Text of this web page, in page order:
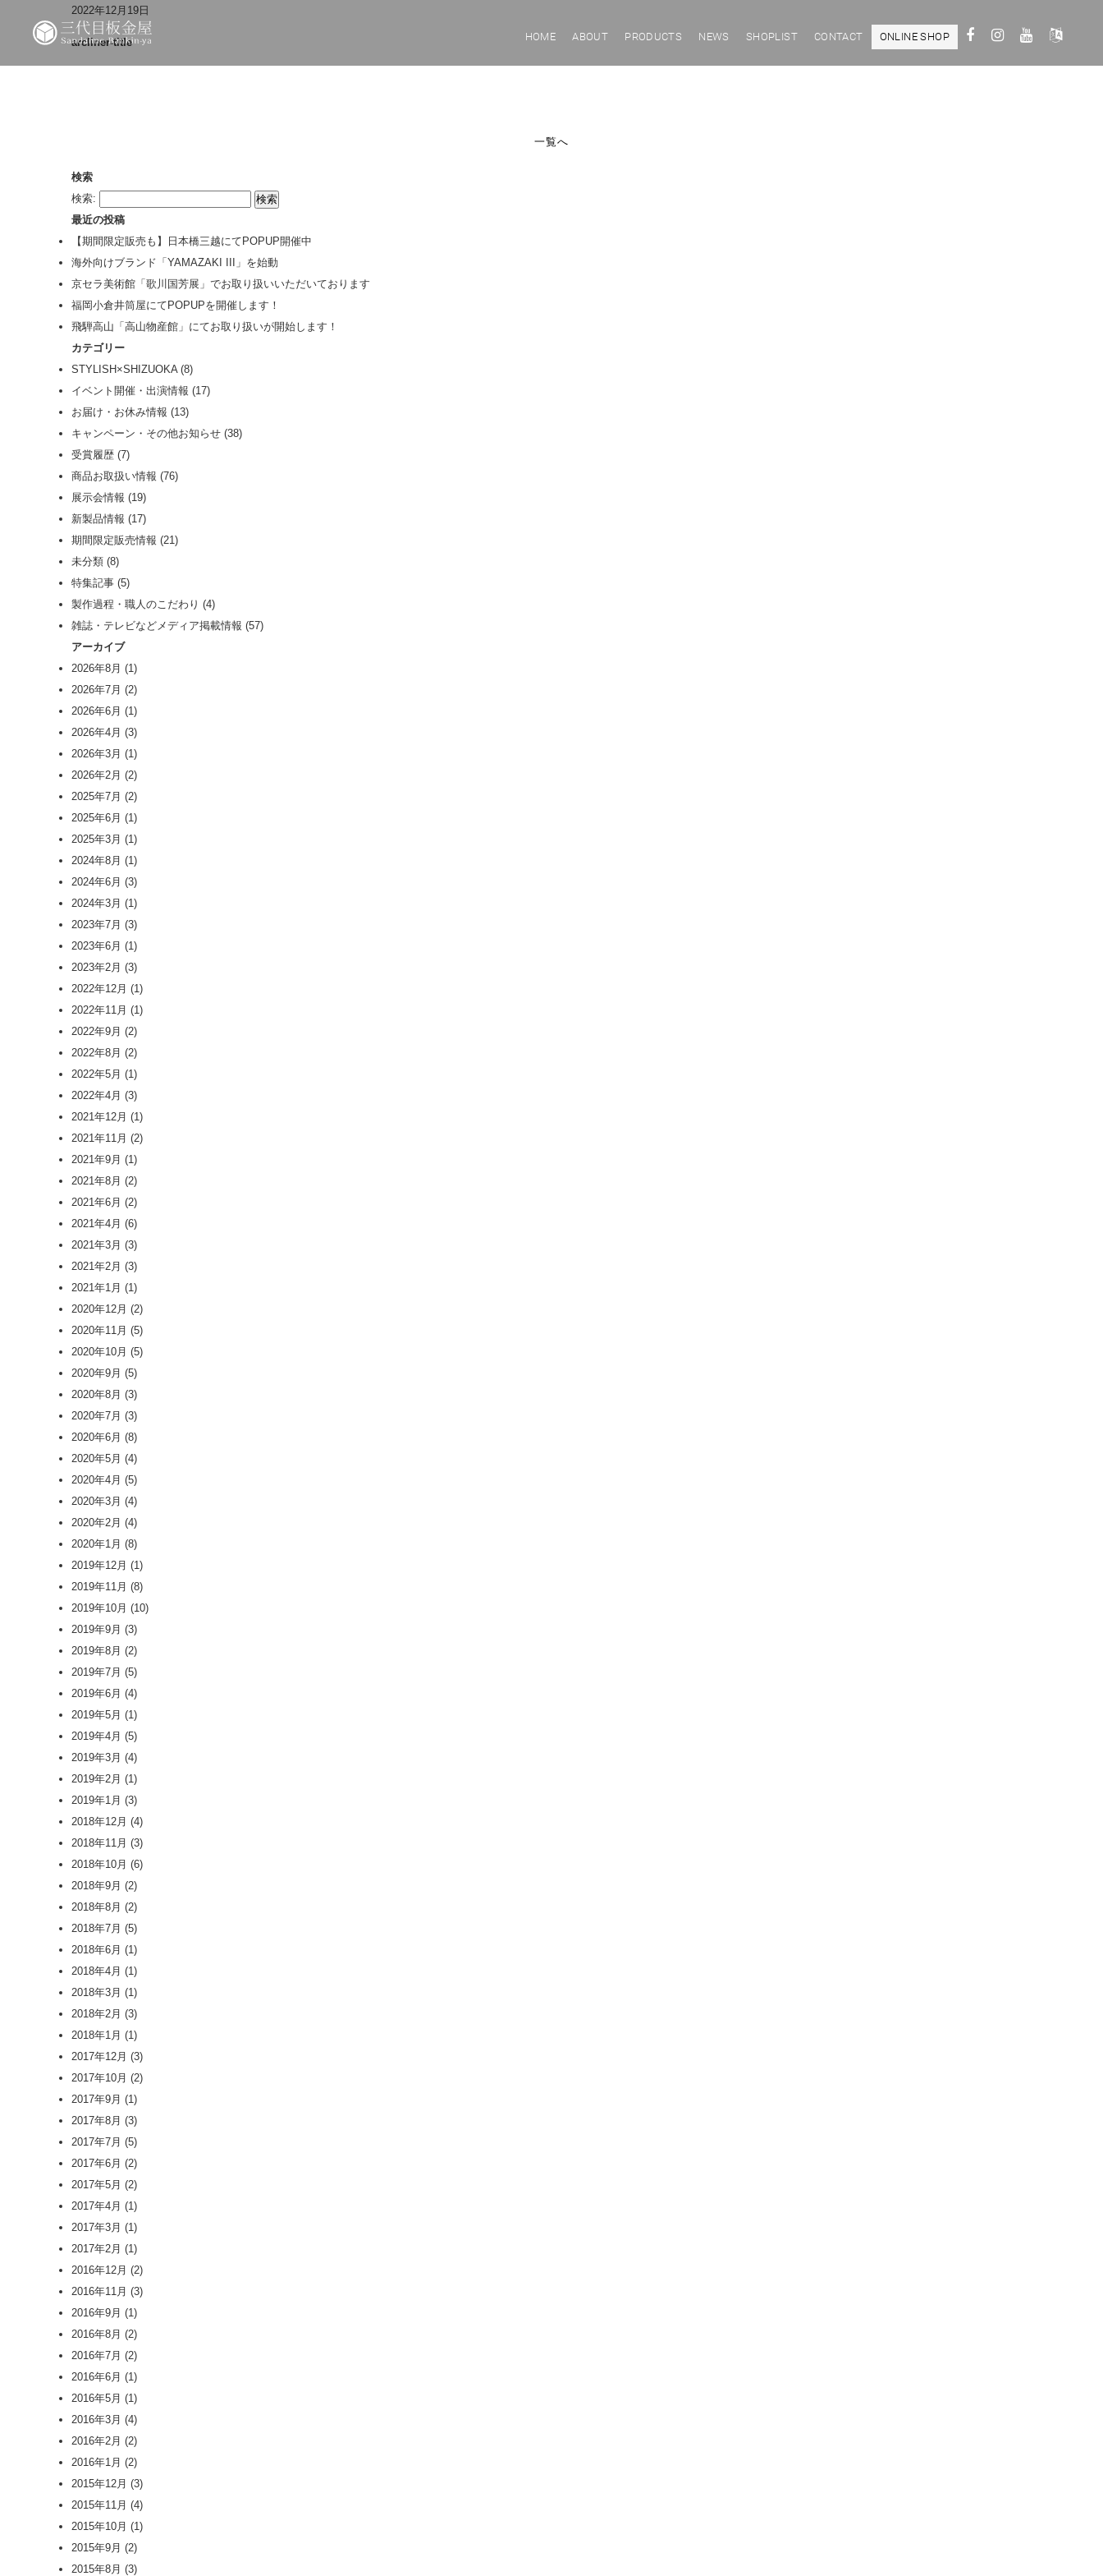
HOME ABOUT PRODUCTS NEWS SHOPLIST CONTACT ONLINE SHOP
2022年12月19日
arcliner-title
一覧へ
検索
検索:
最近の投稿
【期間限定販売も】日本橋三越にてPOPUP開催中
海外向けブランド「YAMAZAKI III」を始動
京セラ美術館「歌川国芳展」でお取り扱いいただいております
福岡小倉井筒屋にてPOPUPを開催します！
飛騨高山「高山物産館」にてお取り扱いが開始します！
カテゴリー
STYLISH×SHIZUOKA(8)
イベント開催・出演情報 (17)
お届け・お休み情報 (13)
キャンペーン・その他お知らせ (38)
受賞履歴 (7)
商品お取扱い情報 (76)
展示会情報 (19)
新製品情報 (17)
期間限定販売情報 (21)
未分類 (8)
特集記事 (5)
製作過程・職人のこだわり (4)
雑誌・テレビなどメディア掲載情報 (57)
アーカイブ
2026年8月 (1)
2026年7月 (2)
2026年6月 (1)
2026年4月 (3)
2026年3月 (1)
2026年2月 (2)
2025年7月 (2)
2025年6月 (1)
2025年3月 (1)
2024年8月 (1)
2024年6月 (3)
2024年3月 (1)
2023年7月 (3)
2023年6月 (1)
2023年2月 (3)
2022年12月 (1)
2022年11月 (1)
2022年9月 (2)
2022年8月 (2)
2022年5月 (1)
2022年4月 (3)
2021年12月 (1)
2021年11月 (2)
2021年9月 (1)
2021年8月 (2)
2021年6月 (2)
2021年4月 (6)
2021年3月 (3)
2021年2月 (3)
2021年1月 (1)
2020年12月 (2)
2020年11月 (5)
2020年10月 (5)
2020年9月 (5)
2020年8月 (3)
2020年7月 (3)
2020年6月 (8)
2020年5月 (4)
2020年4月 (5)
2020年3月 (4)
2020年2月 (4)
2020年1月 (8)
2019年12月 (1)
2019年11月 (8)
2019年10月 (10)
2019年9月 (3)
2019年8月 (2)
2019年7月 (5)
2019年6月 (4)
2019年5月 (1)
2019年4月 (5)
2019年3月 (4)
2019年2月 (1)
2019年1月 (3)
2018年12月 (4)
2018年11月 (3)
2018年10月 (6)
2018年9月 (2)
2018年8月 (2)
2018年7月 (5)
2018年6月 (1)
2018年4月 (1)
2018年3月 (1)
2018年2月 (3)
2018年1月 (1)
2017年12月 (3)
2017年10月 (2)
2017年9月 (1)
2017年8月 (3)
2017年7月 (5)
2017年6月 (2)
2017年5月 (2)
2017年4月 (1)
2017年3月 (1)
2017年2月 (1)
2016年12月 (2)
2016年11月 (3)
2016年9月 (1)
2016年8月 (2)
2016年7月 (2)
2016年6月 (1)
2016年5月 (1)
2016年3月 (4)
2016年2月 (2)
2016年1月 (2)
2015年12月 (3)
2015年11月 (4)
2015年10月 (1)
2015年9月 (2)
2015年8月 (3)